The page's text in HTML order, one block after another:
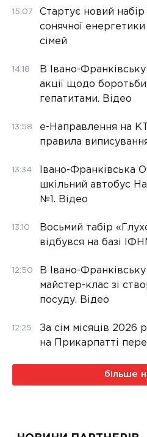
15:07
Стартує новий набір
сонячної енергетики
сімей
14:18
В Івано-
акції щодо
гепатитами. Відео
13:58
е-Направлення на
правила
13:34
Івано-Франківська
шкільний автобус
№1. Відео
13:10
Восьмий табір
відбувся на базі
12:50
В Івано-Франківську
майстер-клас зі
посуду. Відео
12:25
За сім місяців 2026
на Прикарпатті
більше